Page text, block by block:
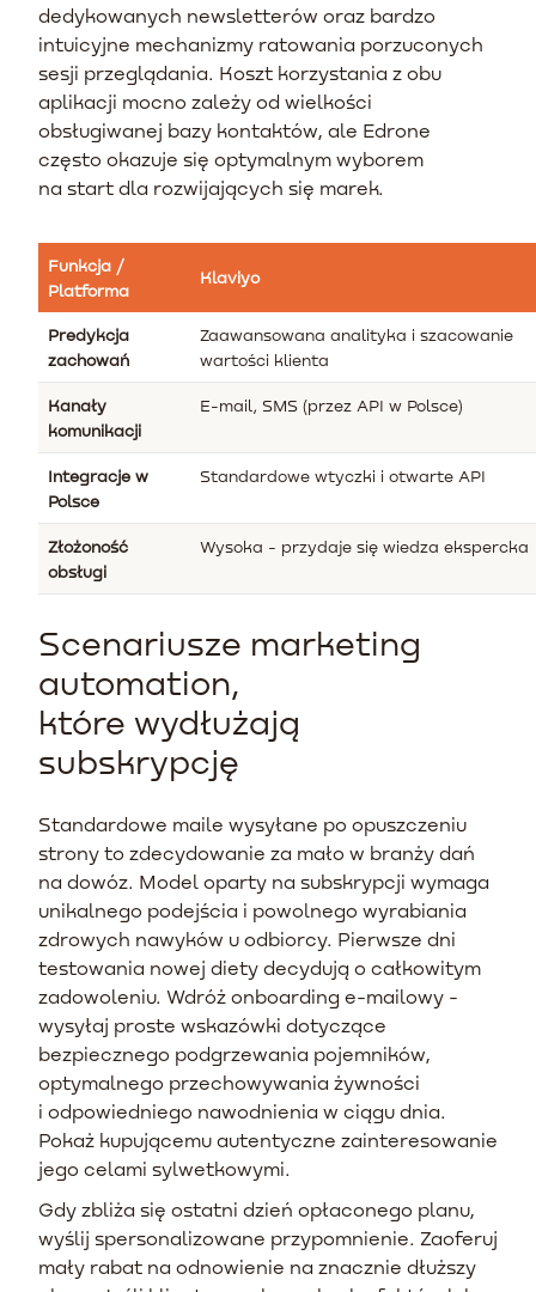
dedykowanych newsletterów oraz bardzo
intuicyjne mechanizmy ratowania porzuconych
sesji przeglądania. Koszt korzystania z obu
aplikacji mocno zależy od wielkości
obsługiwanej bazy kontaktów, ale Edrone
często okazuje się optymalnym wyborem
na start dla rozwijających się marek.
Funkcja /
Platforma
Klaviyo
Predykcja
zachowań
Zaawansowana analityka i szacowanie
wartości klienta
Kanały
komunikacji
E-mail, SMS (przez API w Polsce)
Integracje w
Polsce
Standardowe wtyczki i otwarte API
Złożoność
obsługi
Wysoka - przydaje się wiedza ekspercka
Scenariusze marketing
automation,
które wydłużają
subskrypcję
Standardowe maile wysyłane po opuszczeniu
strony to zdecydowanie za mało w branży dań
na dowóz. Model oparty na subskrypcji wymaga
unikalnego podejścia i powolnego wyrabiania
zdrowych nawyków u odbiorcy. Pierwsze dni
testowania nowej diety decydują o całkowitym
zadowoleniu. Wdróż onboarding e-mailowy -
wysyłaj proste wskazówki dotyczące
bezpiecznego podgrzewania pojemników,
optymalnego przechowywania żywności
i odpowiedniego nawodnienia w ciągu dnia.
Pokaż kupującemu autentyczne zainteresowanie
jego celami sylwetkowymi.
Gdy zbliża się ostatni dzień opłaconego planu,
wyślij spersonalizowane przypomnienie. Zaoferuj
mały rabat na odnowienie na znacznie dłuższy